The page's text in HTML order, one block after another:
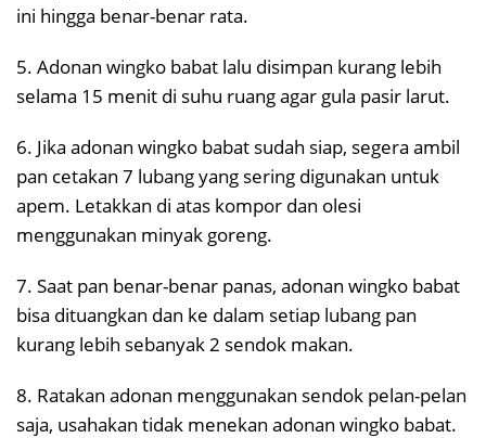
ini hingga benar-benar rata.
5. Adonan wingko babat lalu disimpan kurang lebih
selama 15 menit di suhu ruang agar gula pasir larut.
6. Jika adonan wingko babat sudah siap, segera ambil
pan cetakan 7 lubang yang sering digunakan untuk
apem. Letakkan di atas kompor dan olesi
menggunakan minyak goreng.
7. Saat pan benar-benar panas, adonan wingko babat
bisa dituangkan dan ke dalam setiap lubang pan
kurang lebih sebanyak 2 sendok makan.
8. Ratakan adonan menggunakan sendok pelan-pelan
saja, usahakan tidak menekan adonan wingko babat.